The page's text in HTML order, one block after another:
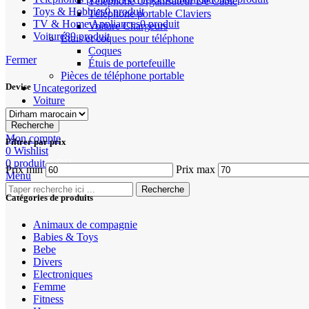
Téléphone portable Claviers
Voiture Chargeurs
Étuis et coques pour téléphone
Coques
Étuis de portefeuille
Pièces de téléphone portable
Uncategorized
Voiture
Recherche
Mon compte
0 Wishlist
0 produit 0DH
Menu
Recherche
Toys & Hobbies0 produit
TV & Home Appliances0 produit
Voiture89 produit
Fermer
Devise
Filtrer par prix
Prix min Prix max
Catégories de produits
Animaux de compagnie
Babies & Toys
Bebe
Divers
Electroniques
Femme
Fitness